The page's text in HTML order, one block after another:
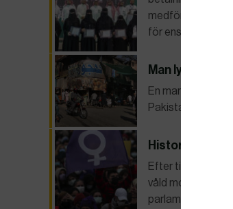
medfört
för enskilda
Man lynchad i
En man
Pakistan, enligt
Historiskt men
Efter tio års strid
våld mot kvinnor
parlamentet –